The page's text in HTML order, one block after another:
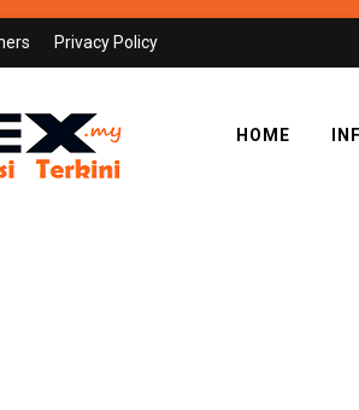
Privacy Policy
HOME